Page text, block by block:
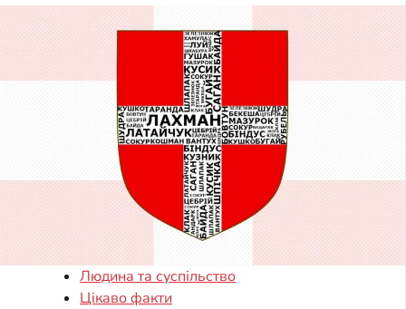
Людина та суспільство
Цікаво факти